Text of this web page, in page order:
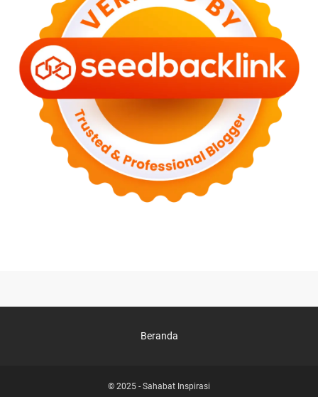
Beranda
© 2025 - Sahabat Inspirasi